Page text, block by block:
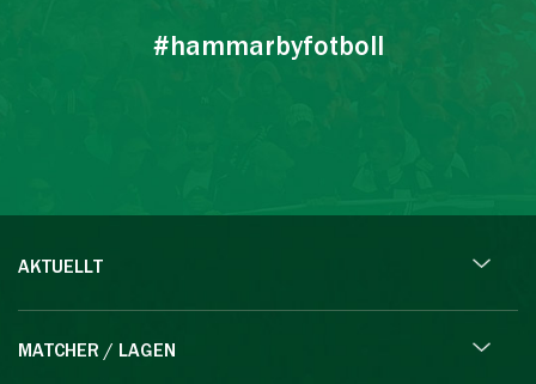
#hammarbyfotboll
AKTUELLT
MATCHER / LAGEN